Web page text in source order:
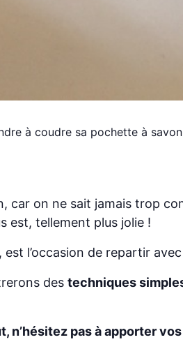
à coudre sa pochette à savon
car on ne sait jamais trop
est, tellement plus jolie !
, est l’occasion de repartir
des techniques
n’hésitez pas à apporter